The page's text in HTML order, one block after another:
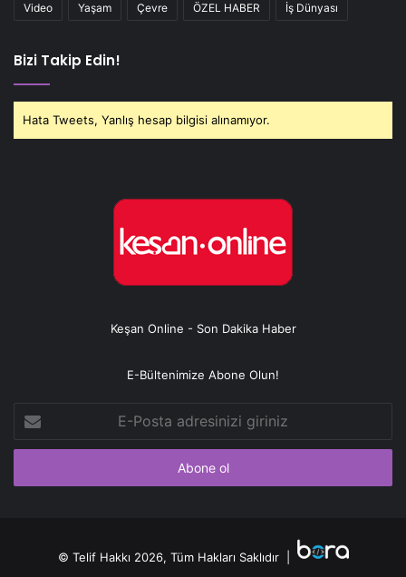
Video Yaşam Çevre ÖZEL HABER İş Dünyası
Bizi Takip Edin!
Hata Tweets, Yanlış hesap bilgisi alınamıyor.
Keşan Online - Son Dakika Haber
E-Bültenimize Abone Olun!
Posta
adresinizi
© Telif Hakkı 2026, Tüm Hakları Saklıdır |